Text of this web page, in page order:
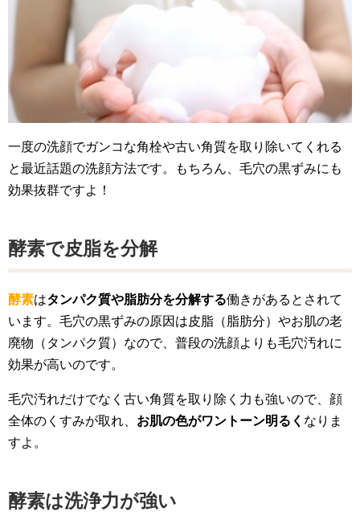
一度の洗顔でガンコな角栓や古い角質を取り除いてくれる
と最近話題の洗顔方法です。もちろん、毛穴の黒ずみにも
効果抜群ですよ！
酵素で皮脂を分解
酵素はタンパク質や脂肪分を分解する働きがあるとされて
います。毛穴の黒ずみの原因は皮脂（脂肪分）やお肌の老
廃物（タンパク質）なので、普段の洗顔よりも毛穴汚れに
効果が高いのです。
毛穴汚れだけでなく古い角質を取り除く力も強いので、顔
全体のくすみが取れ、 お肌の色がワントーン明るく なりま
すよ。
酵素は洗浄力が強い